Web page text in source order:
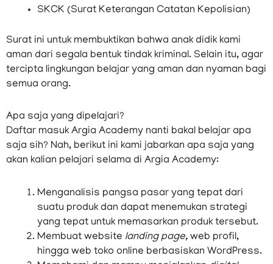
SKCK (Surat Keterangan Catatan Kepolisian)
Surat ini untuk membuktikan bahwa anak didik kami
aman dari segala bentuk tindak kriminal. Selain itu, agar
tercipta lingkungan belajar yang aman dan nyaman bagi
semua orang.
Apa saja yang dipelajari?
Daftar masuk Argia Academy nanti bakal belajar apa
saja sih? Nah, berikut ini kami jabarkan apa saja yang
akan kalian pelajari selama di Argia Academy:
Menganalisis pangsa pasar yang tepat dari
suatu produk dan dapat menemukan strategi
yang tepat untuk memasarkan produk tersebut.
Membuat website landing page, web profil,
hingga web toko online berbasiskan WordPress.